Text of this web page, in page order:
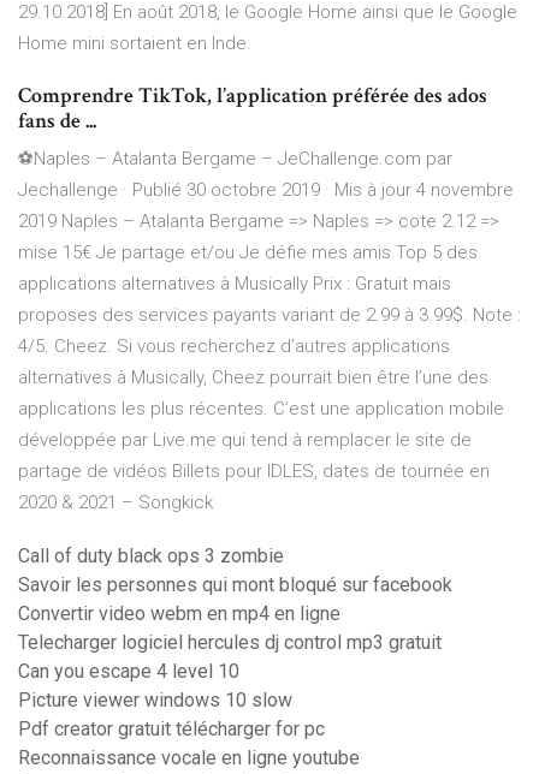
29.10.2018] En août 2018, le Google Home ainsi que le Google
Home mini sortaient en Inde.
Comprendre TikTok, l’application préférée des ados
fans de ...
⚽Naples – Atalanta Bergame – JeChallenge.com par
Jechallenge · Publié 30 octobre 2019 · Mis à jour 4 novembre
2019 Naples – Atalanta Bergame => Naples => cote 2.12 =>
mise 15€ Je partage et/ou Je défie mes amis Top 5 des
applications alternatives à Musically Prix : Gratuit mais
proposes des services payants variant de 2.99 à 3.99$. Note :
4/5. Cheez. Si vous recherchez d’autres applications
alternatives à Musically, Cheez pourrait bien être l’une des
applications les plus récentes. C’est une application mobile
développée par Live.me qui tend à remplacer le site de
partage de vidéos Billets pour IDLES, dates de tournée en
2020 & 2021 – Songkick
Call of duty black ops 3 zombie
Savoir les personnes qui mont bloqué sur facebook
Convertir video webm en mp4 en ligne
Telecharger logiciel hercules dj control mp3 gratuit
Can you escape 4 level 10
Picture viewer windows 10 slow
Pdf creator gratuit télécharger for pc
Reconnaissance vocale en ligne youtube